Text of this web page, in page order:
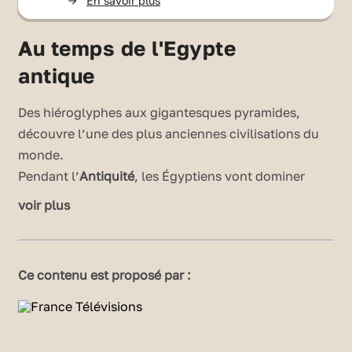
Au temps de l'Egypte
antique
Des hiéroglyphes aux gigantesques pyramides,
découvre l’une des plus anciennes civilisations du
monde.
Pendant l’Antiquité, les Égyptiens vont dominer
pendant plus de 3 000 ans, de 3 150 à 30 avant J.-C.
sud par le fleuve duNil. Ce peuple inventif et
pharaon. Des centaines de pharaons se sont
succédés à la tête de l’Egypte antique. Certains sont
voir plus
Ce contenu est proposé par :